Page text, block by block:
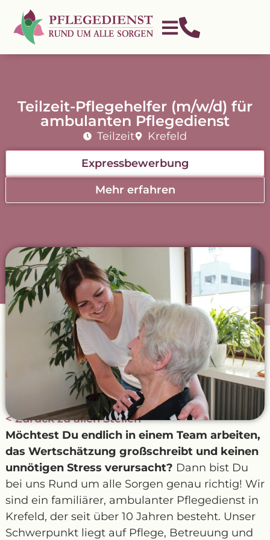
Teilzeit-Pflegehelfer (m/w/d) für
ambulanten Pflegedienst
Teilzeit Krefeld
Expressbewerbung
Mehr erfahren
< Zurück zu allen Stellen
Möchtest Du endlich in einem Team arbeiten,
das Wertschätzung großschreibt und keinen
unnötigen Stress verursacht? Dann bist Du
bei uns Rund um alle Sorgen genau richtig! Wir
sind ein familiärer, ambulanter Pflegedienst in
Krefeld, der seit über 10 Jahren besteht. Unser
Schwerpunkt liegt auf Pflege, Betreuung und